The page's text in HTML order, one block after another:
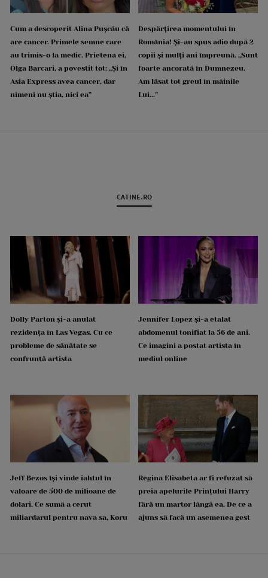
Cum a descoperit Alina Pușcău că
are cancer. Primele semne care
au trimis-o la medic. Prietena ei,
Olga Barcari, a povestit tot: „Și în
Asia Express avea cancer, dar
nimeni nu știa, nici ea”
Despărțirea momentului în
România! Și-au spus adio după 2
copii și mulți ani împreună. „Sunt
foarte ancorată în Dumnezeu.
Am lăsat tot greul în mâinile
Lui...”
CATINE.RO
Dolly Parton și-a anulat
rezidența în Las Vegas. Cu ce
probleme de sănătate se
confruntă artista
Jennifer Lopez și-a etalat
abdomenul tonifiat la 56 de ani.
Ce imagini a postat artista în
mediul online
Jeff Bezos își vinde iahtul în
valoare de 500 de milioane de
dolari. Ce sumă a cerut
miliardarul pentru nava sa, Koru
Regina Elisabeta ar fi refuzat să
preia apelurile Prințului Harry
fără un martor lângă ea. De ce a
ajuns să facă un asemenea gest